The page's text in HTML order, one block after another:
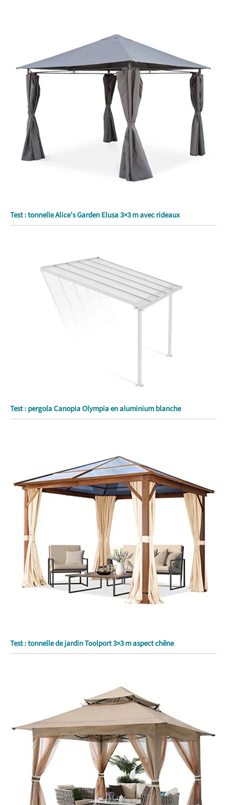
Test : tonnelle Alice’s Garden Elusa 3×3 m avec rideaux
Test : pergola Canopia Olympia en aluminium blanche
Test : tonnelle de jardin Toolport 3×3 m aspect chêne